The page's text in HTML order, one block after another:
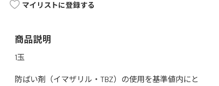
マイリストに登録する
商品説明
1玉
防ばい剤（イマザリル・TBZ）の使用を基準値内にと